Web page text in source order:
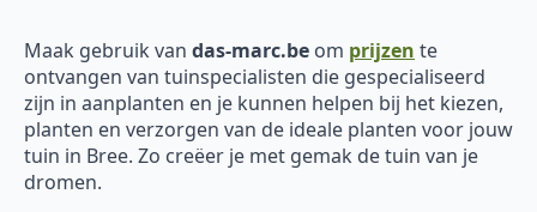
Maak gebruik van das-marc.be om prijzen te
ontvangen van tuinspecialisten die gespecialiseerd
zijn in aanplanten en je kunnen helpen bij het kiezen,
planten en verzorgen van de ideale planten voor jouw
tuin in Bree. Zo creëer je met gemak de tuin van je
dromen.